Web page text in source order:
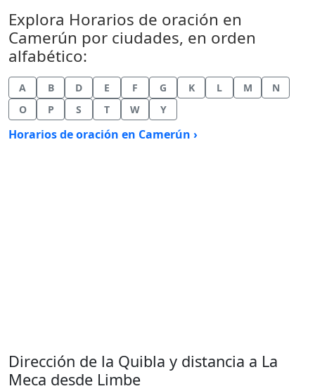
Explora Horarios de oración en
Camerún por ciudades, en orden
alfabético:
A B D E F G K L M
N
O
P S T W Y
Horarios de oración en Camerún ›
Dirección de la Quibla y distancia a La
Meca desde Limbe